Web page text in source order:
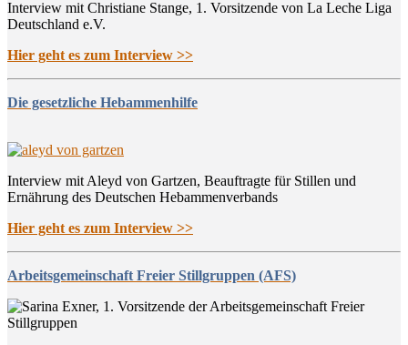
Interview mit Christiane Stange, 1. Vorsitzende von La Leche Liga
Deutschland e.V.
Hier geht es zum Interview >>
Die gesetzliche Hebammenhilfe
Interview mit Aleyd von Gartzen, Beauftragte für Stillen und
Ernährung des Deutschen Hebammenverbands
Hier geht es zum Interview >>
Arbeitsgemeinschaft Freier Stillgruppen (AFS)